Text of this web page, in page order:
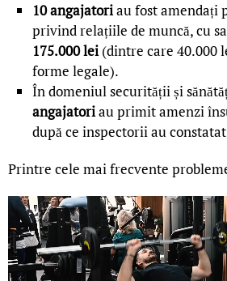
10 angajatoriau fost amendați
privind relațiile de muncă, cu
175.000 lei(dintre care 40.000
forme legale).
În domeniul securității și
angajatoriau primit amenzi
după ce inspectorii au constatat
Printre cele mai frecvente